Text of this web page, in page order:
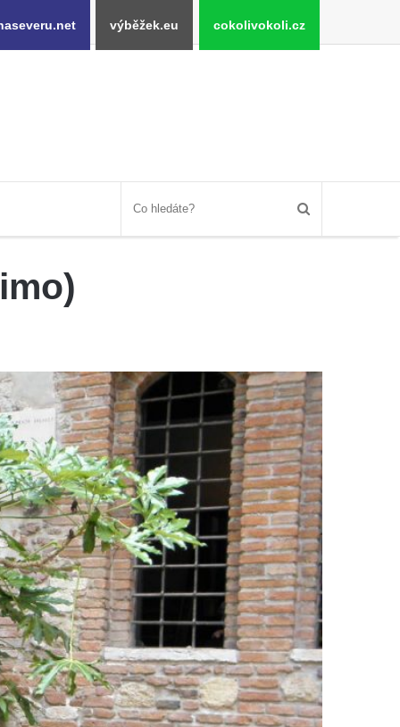
výběžek.eu cokolivokoli.cz